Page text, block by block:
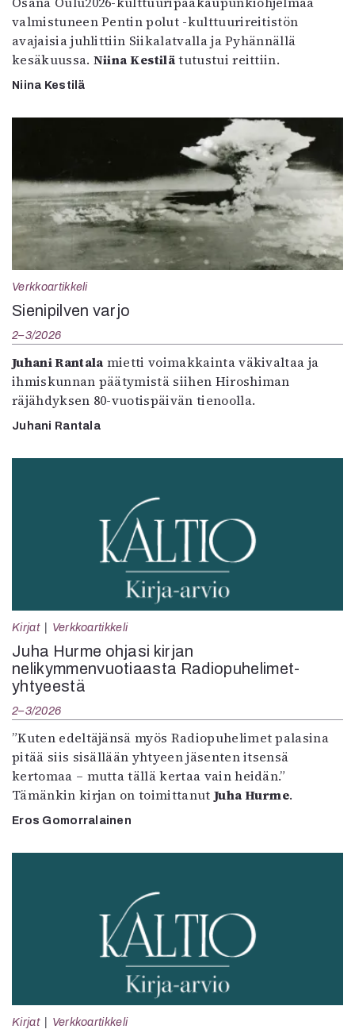
valmistuneen Pentin polut -kulttuurireitistön
avajaisia juhlittiin Siikalatvalla ja Pyhännällä
kesäkuussa. Niina Kestilätutustui reittiin.
Niina Kestilä
Verkkoartikkeli
Sienipilven varjo
2–3/2026
Juhani Rantala mietti voimakkainta väkivaltaa ja
ihmiskunnan päätymistä siihen Hiroshiman
räjähdyksen 80-vuotispäivän tienoolla.
Juhani Rantala
Kirjat Verkkoartikkeli
Juha Hurme ohjasi kirjan
nelikymmenvuotiaasta Radiopuhelimet-
yhtyeestä
2–3/2026
”Kuten edeltäjänsä myös Radiopuhelimet palasina
pitää siis sisällään yhtyeen jäsenten itsensä
kertomaa – mutta tällä kertaa vain heidän.”
Tämänkin kirjan on toimittanut Juha Hurme.
Eros Gomorralainen
Kirjat Verkkoartikkeli